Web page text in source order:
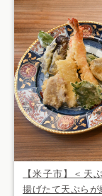
【米子市】＜天
揚げたて天ぷら